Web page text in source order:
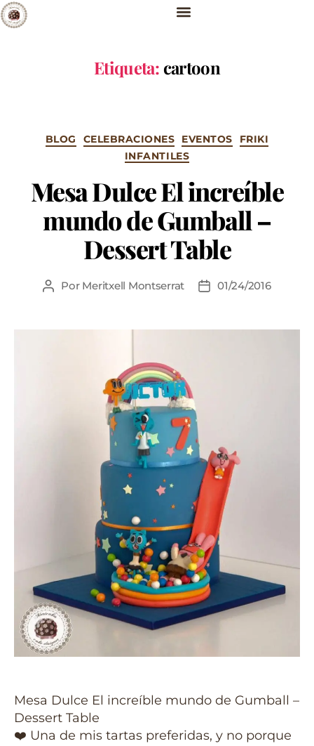
Etiqueta: cartoon
BLOG CELEBRACIONES EVENTOS
FRIKI
INFANTILES
Mesa Dulce El increíble
mundo de Gumball –
Dessert Table
Por Meritxell Montserrat 01/24/2016
Mesa Dulce El increíble mundo de Gumball –
Dessert Table
❤️ Una de mis tartas preferidas, y no porque